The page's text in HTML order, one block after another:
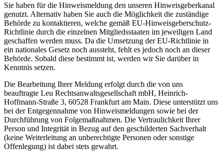
Sie haben für die Hinweismeldung den unseren Hinweisgeberkanal
genutzt. Alternativ haben Sie auch die Möglichkeit die zuständige
Behörde zu kontaktieren, welche gemäß EU-Hinweisgeberschutz-
Richtlinie durch die einzelnen Mitgliedsstaaten im jeweiligen Land
geschaffen werden muss. Da die Umsetzung der EU-Richtlinie in
ein nationales Gesetz noch aussteht, fehlt es jedoch noch an dieser
Behörde. Sobald diese bestimmt ist, werden wir Sie darüber in
Kenntnis setzen.
Die Bearbeitung Ihrer Meldung erfolgt durch die von uns
beauftragte Leu Rechtsanwaltsgesellschaft mbH, Heinrich-
Hoffmann-Straße 3, 60528 Frankfurt am Main. Diese unterstützt uns
bei der Entgegennahme von Hinweismeldungen sowie bei der
Durchführung von Folgemaßnahmen. Die Vertraulichkeit Ihrer
Person und Integrität in Bezug auf den geschilderten Sachverhalt
(keine Weiterleitung an unberechtigte Personen oder sonstige
Offenlegung) ist dabei stets gewahrt.